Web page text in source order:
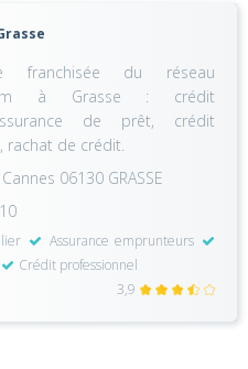
du réseau
à Grasse : crédit
de prêt, crédit
rachat de crédit.
06130 GRASSE
Assurance emprunteurs
Crédit professionnel
3,9